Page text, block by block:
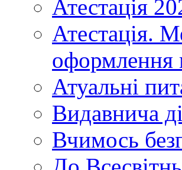
Атестація
Атестація.
оформлення
Атуальні
Видавнича
Вчимось